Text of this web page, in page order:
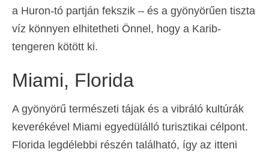
a Huron-tó partján fekszik – és a gyönyörűen tiszta
víz könnyen elhitetheti Önnel, hogy a Karib-
tengeren kötött ki.
Miami, Florida
A gyönyörű természeti tájak és a vibráló kultúrák
keverékével Miami egyedülálló turisztikai célpont.
Florida legdélebbi részén található, így az itteni